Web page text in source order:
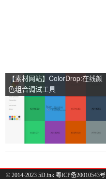
【素材网站】ColorDrop:在线颜
色组合调试工具
© 2014-2023 5D.ink 粤ICP备20010543号